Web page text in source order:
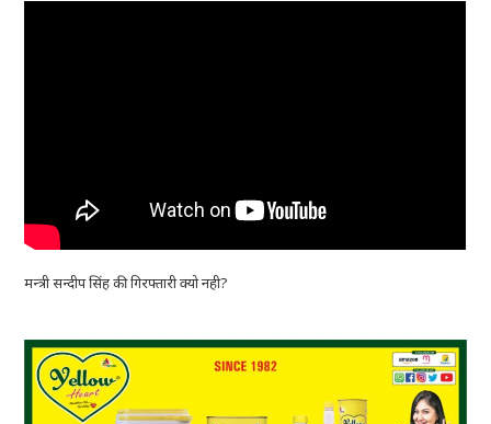
मन्त्री सन्दीप सिंह की गिरफ्तारी क्यो नही?